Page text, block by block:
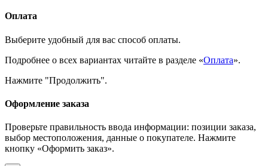
Оплата
Выберите удобный для вас способ оплаты.
Подробнее о всех вариантах читайте в разделе «Оплата».
Нажмите "Продолжить".
Оформление заказа
Проверьте правильность ввода информации: позиции заказа,
выбор местоположения, данные о покупателе. Нажмите
кнопку «Оформить заказ».